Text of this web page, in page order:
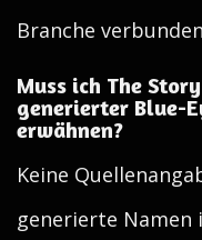
Branche
Muss ich The
generierter Blue-
erwähnen?
Keine
generierte Namen